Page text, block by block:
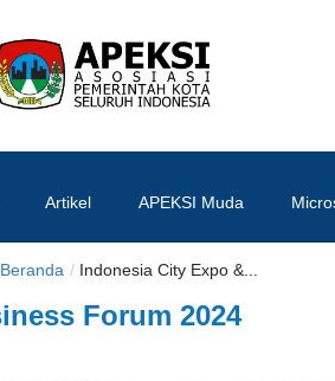
Artikel APEKSI Muda
Beranda / Indonesia City Expo &...
Forum 2024